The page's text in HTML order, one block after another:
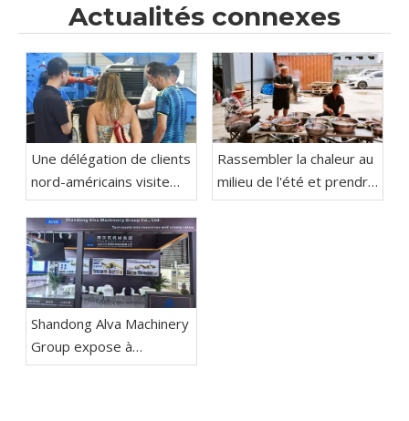
Actualités connexes
Une délégation de clients
nord-américains visite
Shandong Alva Machinery
Group pour une
inspection et une
négociation
Rassembler la chaleur au
milieu de l'été et prendre
des mesures pratiques
Shandong Alva Machinery
Group expose à
l'Aluminium China 2026 à